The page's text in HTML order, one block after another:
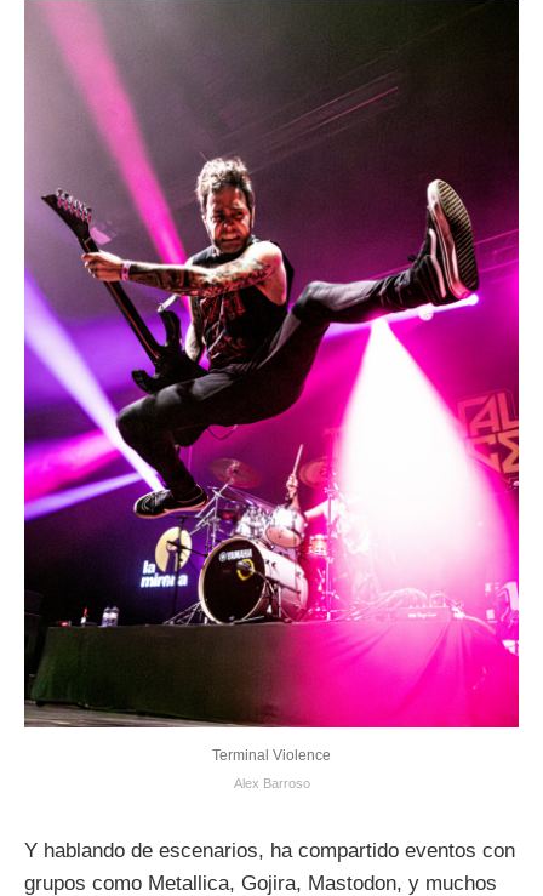
Terminal Violence
Alex Barroso
Y hablando de escenarios, ha compartido eventos con
grupos como Metallica, Gojira, Mastodon, y muchos